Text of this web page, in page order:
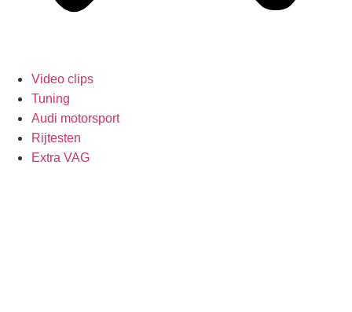
Video clips
Tuning
Audi motorsport
Rijtesten
Extra VAG